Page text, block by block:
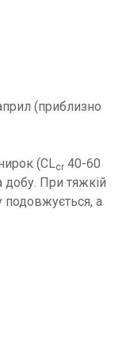
(приблизно
(CLcr 40-60
добу. При тяжкій
подовжується, а